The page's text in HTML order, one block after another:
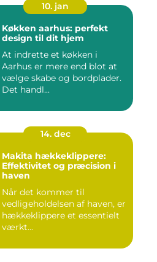
10. jan
Køkken aarhus: perfekt
design til dit hjem
At indrette et køkken i
Aarhus er mere end blot at
vælge skabe og bordplader.
Det handl...
14. dec
Makita hækkeklippere:
Effektivitet og præcision i
haven
Når det kommer til
vedligeholdelsen af haven, er
hækkeklippere et essentielt
værkt...